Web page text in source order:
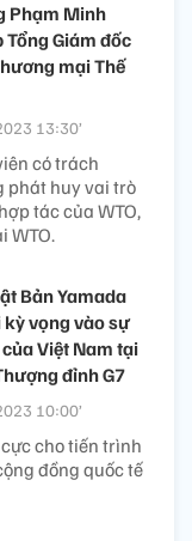
Phạm Minh
Tổng Giám đốc
mại Thế
13:30’
có trách
phát huy vai trò
tác của WTO,
WTO.
Bản Yamada
kỳ vọng vào sự
Việt Nam tại
đỉnh G7
10:00’
cho tiến trình
đồng quốc tế